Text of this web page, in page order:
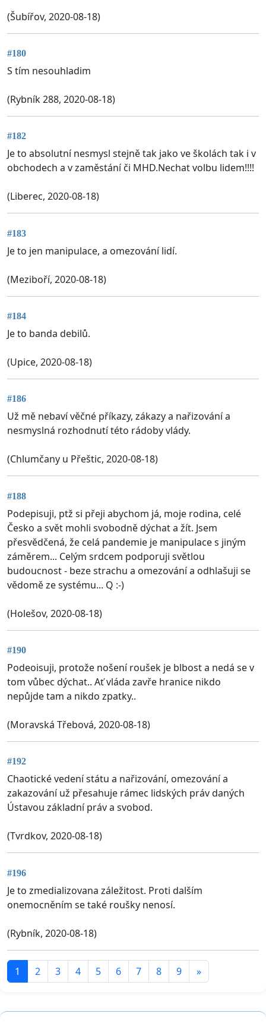
(Šubířov, 2020-08-18)
#180
S tím nesouhladim
(Rybník 288, 2020-08-18)
#182
Je to absolutní nesmysl stejně tak jako ve školách tak i v
obchodech a v zaměstání či MHD.Nechat volbu lidem!!!!
(Liberec, 2020-08-18)
#183
Je to jen manipulace, a omezování lidí.
(Meziboří, 2020-08-18)
#184
Je to banda debilů.
(Upice, 2020-08-18)
#186
Už mě nebaví věčné příkazy, zákazy a nařizování a
nesmyslná rozhodnutí této rádoby vlády.
(Chlumčany u Přeštic, 2020-08-18)
#188
Podepisuji, ptž si přeji abychom já, moje rodina, celé
Česko a svět mohli svobodně dýchat a žít. Jsem
přesvědčená, že celá pandemie je manipulace s jiným
záměrem... Celým srdcem podporuji světlou
budoucnost - beze strachu a omezování a odhlašuji se
vědomě ze systému... Q :-)
(Holešov, 2020-08-18)
#190
Podeoisuji, protože nošení roušek je blbost a nedá se v
tom vůbec dýchat.. Ať vláda zavře hranice nikdo
nepůjde tam a nikdo zpatky..
(Moravská Třebová, 2020-08-18)
#192
Chaotické vedení státu a nařizování, omezování a
zakazování už přesahuje rámec lidských práv daných
Ústavou základní práv a svobod.
(Tvrdkov, 2020-08-18)
#196
Je to zmedializovana záležitost. Proti dalším
onemocněním se také roušky nenosí.
(Rybník, 2020-08-18)
1 2 3 4 5 6 7 8 9 »